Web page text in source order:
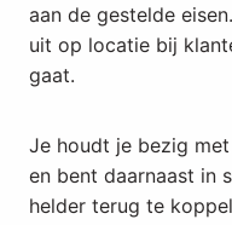
aan de gestelde
uit op locatie bij
gaat.
Je houdt je bezig
en bent daarnaast in
helder terug te